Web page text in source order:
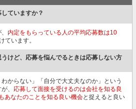
ていますか？
内定をもらっている人の平均応募数は10
ています。
けど、応募を悩んでるときは応募しない方
わからない」「自分で大丈夫なのか」という
、 応募して面接を受けるのは会社を知る良
あなたのことを知る良い機会と捉えると良い